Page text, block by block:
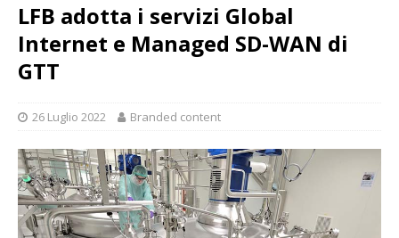
LFB adotta i servizi Global
Internet e Managed SD-WAN di
GTT
26 Luglio 2022 Branded content